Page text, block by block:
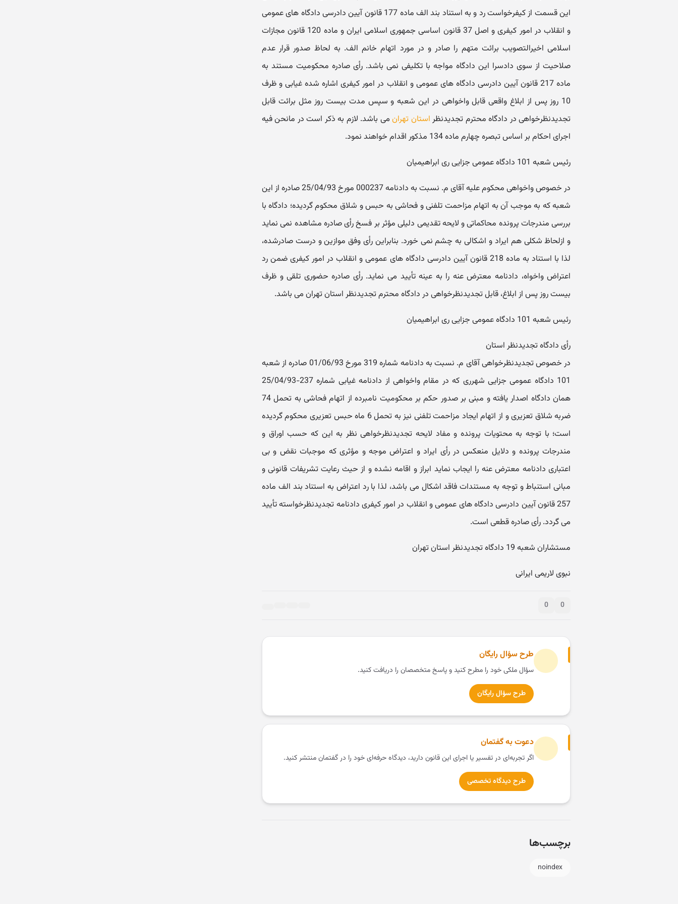
این قسمت از کیفرخواست رد و به استناد بند الف ماده 177 قانون آیین دادرسی دادگاه های عمومی
و انقلاب در امور کیفری و اصل 37 قانون اساسی جمهوری اسلامی ایران و ماده 120 قانون مجازات
اسلامی اخیرالتصویب برائت متهم را صادر و در مورد اتهام خانم الف. به لحاظ صدور قرار عدم
صلاحیت از سوی دادسرا این دادگاه مواجه با تکلیفی نمی باشد. رأی صادره محکومیت مستند به
ماده 217 قانون آیین دادرسی دادگاه های عمومی و انقلاب در امور کیفری اشاره شده غیابی و ظرف
10 روز پس از ابلاغ واقعی قابل واخواهی در این شعبه و سپس مدت بیست روز مثل برائت قابل
تجدیدنظرخواهی در دادگاه محترم تجدیدنظر استان تهرانمی باشد. لازم به ذکر است در مانحن فیه
اجرای احکام بر اساس تبصره چهارم ماده 134 مذکور اقدام خواهند نمود.
رئیس شعبه 101 دادگاه عمومی جزایی ری ابراهیمیان
در خصوص واخواهی محکوم علیه آقای م. نسبت به دادنامه 000237 مورخ 25/04/93 صادره از این
شعبه که به موجب آن به اتهام مزاحمت تلفنی و فحاشی به حبس و شلاق محکوم گردیده؛ دادگاه با
بررسی مندرجات پرونده محاکماتی و لایحه تقدیمی دلیلی مؤثر بر فسخ رأی صادره مشاهده نمی نماید
و ازلحاظ شکلی هم ایراد و اشکالی به چشم نمی خورد. بنابراین رأی وفق موازین و درست صادرشده،
لذا با استناد به ماده 218 قانون آیین دادرسی دادگاه های عمومی و انقلاب در امور کیفری ضمن رد
اعتراض واخواه، دادنامه معترض عنه را به عینه تأیید می نماید. رأی صادره حضوری تلقی و ظرف
بیست روز پس از ابلاغ، قابل تجدیدنظرخواهی در دادگاه محترم تجدیدنظر استان تهران می باشد.
رئیس شعبه 101 دادگاه عمومی جزایی ری ابراهیمیان
رأی دادگاه تجدیدنظر استان
در خصوص تجدیدنظرخواهی آقای م. نسبت به دادنامه شماره 319 مورخ 01/06/93 صادره از شعبه
101 دادگاه عمومی جزایی شهرری که در مقام واخواهی از دادنامه غیابی شماره 237-25/04/93
همان دادگاه اصدار یافته و مبنی بر صدور حکم بر محکومیت نامبرده از اتهام فحاشی به تحمل 74
ضربه شلاق تعزیری و از اتهام ایجاد مزاحمت تلفنی نیز به تحمل 6 ماه حبس تعزیری محکوم گردیده
است؛ با توجه به محتویات پرونده و مفاد لایحه تجدیدنظرخواهی نظر به این که حسب اوراق و
مندرجات پرونده و دلایل منعکس در رأی ایراد و اعتراض موجه و مؤثری که موجبات نقض و بی
اعتباری دادنامه معترض عنه را ایجاب نماید ابراز و اقامه نشده و از حیث رعایت تشریفات قانونی و
مبانی استنباط و توجه به مستندات فاقد اشکال می باشد، لذا با رد اعتراض به استناد بند الف ماده
257 قانون آیین دادرسی دادگاه های عمومی و انقلاب در امور کیفری دادنامه تجدیدنظرخواسته تأیید
می گردد. رأی صادره قطعی است.
مستشاران شعبه 19 دادگاه تجدیدنظر استان تهران
نبوی لاریمی ایرانی
0
0
طرح سؤال رایگان
سؤال ملکی خود را مطرح کنید و پاسخ متخصصان را دریافت کنید.
طرح سؤال رایگان
دعوت به گفتمان
اگر تجربه‌ای در تفسیر یا اجرای این قانون دارید، دیدگاه حرفه‌ای خود را در گفتمان منتشر کنید.
طرح دیدگاه تخصصی
برچسب‌ها
noindex